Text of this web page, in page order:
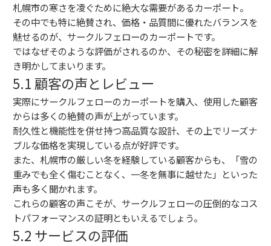
札幌市の寒さを凌ぐために絶大な需要があるカーポート。
その中でも特に絶賛され、価格・品質間に優れたバランスを
魅せるのが、サークルフェローのカーポートです。
ではなぜそのような評価がされるのか、その秘密を詳細に解
き明かしてまいります。
5.1 顧客の声とレビュー
実際にサークルフェローのカーポートを購入、使用した顧客
からは多くの絶賛の声が上がっています。
耐久性と機能性を併せ持つ高品質な設計、その上でリーズナ
ブルな価格を実現している点が好評です。
また、札幌市の厳しい冬を経験している顧客からも、「雪の
重みでも全く傷むことなく、一冬を無事に越せた」といった
声も多く聞かれます。
これらの顧客の声こそが、サークルフェローの圧倒的なコス
トパフォーマンスの証明ともいえるでしょう。
5.2 サービスの評価